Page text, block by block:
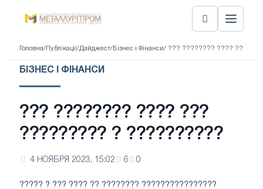
Головна/ Публікації/Дайджест/ Бізнес і Фінанси/ ??? ???????? ???? ???
БІЗНЕС І ФІНАНСИ
??? ???????? ???? ???
????????? ? ??????????
4 НОЯБРЯ 2023, 15:02 6 0
????? ? ??? ???? ?? ???????? ????????????????